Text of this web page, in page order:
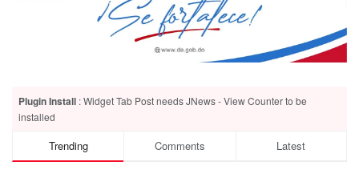
Plugin Install : Widget Tab Post needs JNews - View Counter to be
installed
Trending Comments Latest